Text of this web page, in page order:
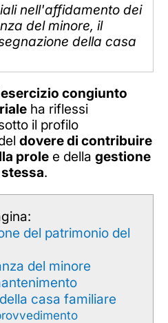
nell'affidamento dei
del minore, il
della casa
esercizio congiunto
ha riflessi
il profilo
dovere di contribuire
prolee della gestione
.
del patrimonio del
del minore
casa familiare